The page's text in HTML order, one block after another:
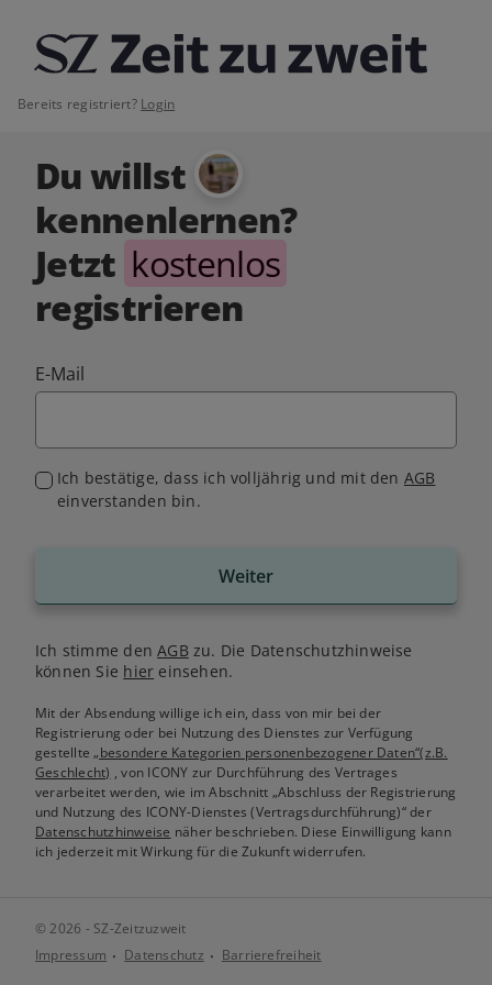
Bereits registriert? Login
Du willst
kennenlernen?
Jetzt kostenlos
registrieren
E-Mail
Ich bestätige, dass ich volljährig und mit den AGB
einverstanden bin.
Weiter
Ich stimme denAGB zu. Die Datenschutzhinweise
können Sie hier einsehen.
Mit der Absendung willige ich ein, dass von mir bei der
Registrierung oder bei Nutzung des Dienstes zur Verfügung
gestellte„besondere Kategorien personenbezogener Daten“(z.B.
Geschlecht) , von ICONY zur Durchführung des Vertrages
verarbeitet werden, wie im Abschnitt „Abschluss der Registrierung
und Nutzung des ICONY-Dienstes (Vertragsdurchführung)“ der
Datenschutzhinweise näher beschrieben. Diese Einwilligung kann
ich jederzeit mit Wirkung für die Zukunft widerrufen.
© 2026 - SZ-Zeitzuzweit
Impressum
Datenschutz Barrierefreiheit